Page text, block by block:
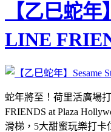
【乙巳蛇年
LINE
蛇年將至！荷里活廣場打
FRIENDS at Plaza
滑梯，5大甜蜜玩樂打卡